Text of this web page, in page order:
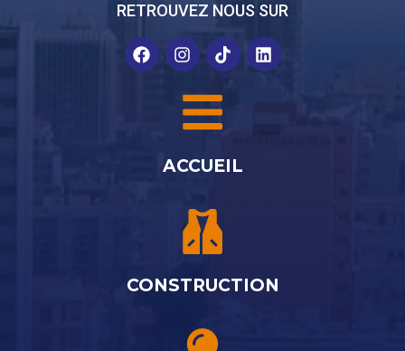
RETROUVEZ NOUS SUR
ACCUEIL
CONSTRUCTION